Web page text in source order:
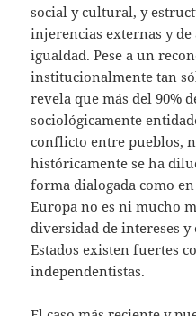
social y cultural, y
injerencias externas y
igualdad. Pese a un
institucionalmente tan
revela que más del 90%
sociológicamente
conflicto entre pueblos,
históricamente se ha
forma dialogada como
Europa no es ni mucho
diversidad de intereses y
Estados existen fuertes
independentistas.